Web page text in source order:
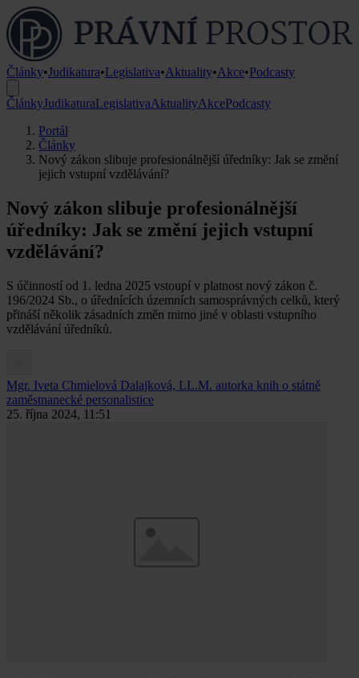
Články•Judikatura•Legislativa•Aktuality•Akce•Podcasty
ČlánkyJudikaturaLegislativaAktualityAkcePodcasty
Portál
Články
Nový zákon slibuje profesionálnější úředníky: Jak se změní
jejich vstupní vzdělávání?
Nový zákon slibuje profesionálnější
úředníky: Jak se změní jejich vstupní
vzdělávání?
S účinností od 1. ledna 2025 vstoupí v platnost nový zákon č.
196/2024 Sb., o úřednících územních samosprávných celků, který
přináší několik zásadních změn mimo jiné v oblasti vstupního
vzdělávání úředníků.
Mgr. Iveta Chmielová Dalajková, LL.M. autorka knih o státně
zaměstnanecké personalistice
25. října 2024, 11:51